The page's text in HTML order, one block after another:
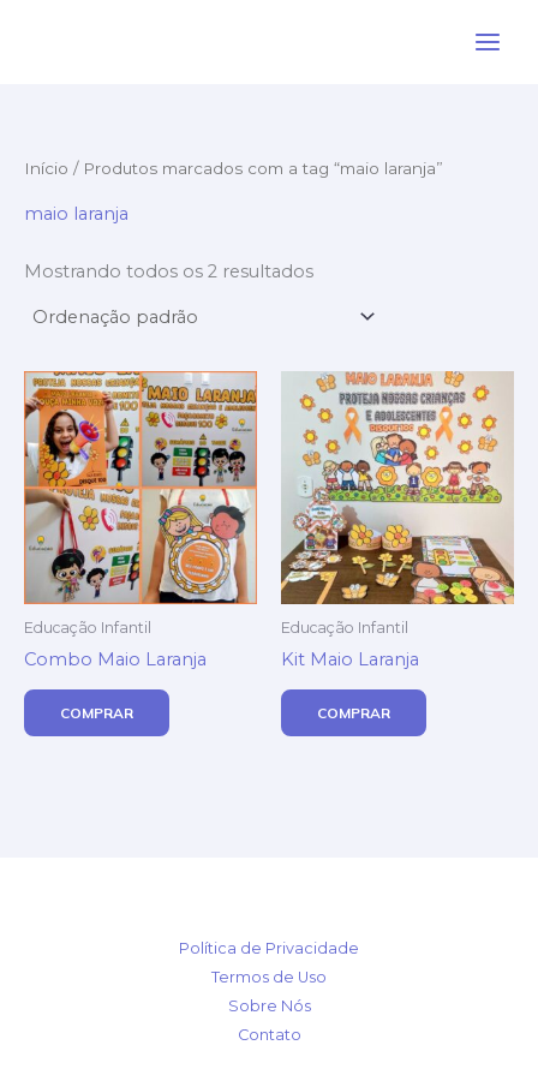
Início / Produtos marcados com a tag “maio laranja”
maio laranja
Mostrando todos os 2 resultados
Educação Infantil
Combo Maio Laranja
COMPRAR
Educação Infantil
Kit Maio Laranja
COMPRAR
Política de Privacidade
Termos de Uso
Sobre Nós
Contato